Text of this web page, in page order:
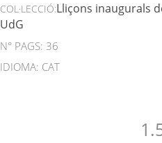
COL·LECCIÓ:Lliçons inaugurals
UdG
N° PAGS: 36
IDIOMA: CAT